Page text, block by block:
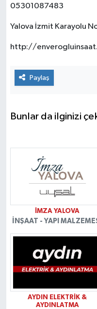
05301087483
Yalova İzmit Karayolu
http://
Paylaş
Bunlar da ilginizi
İMZA YALOVA
İNŞAAT - YAPI
AYDIN ELEKTRİK &
AYDINLATMA